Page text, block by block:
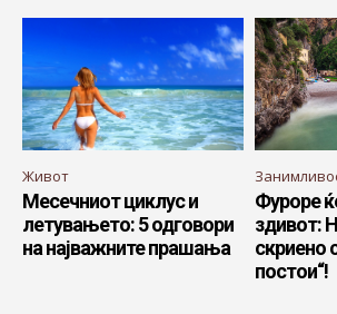
Живот
Месечниот циклус и
летувањето: 5 одговори
на најважните прашања
Фуроре
здивот:
скриено
постои“!